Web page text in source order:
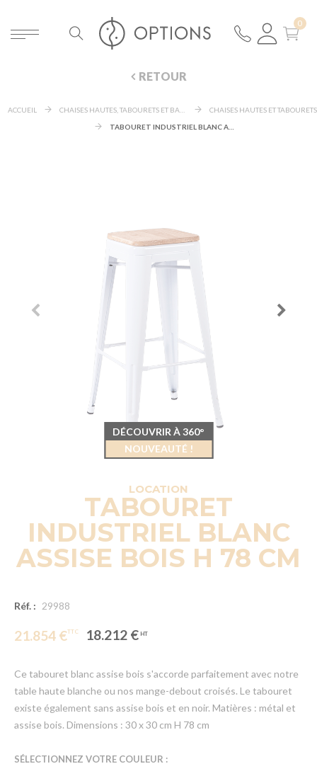
RETOUR
ACCUEIL
CHAISES HAUTES ET TABOURETS
LOCATION
TABOURET
INDUSTRIEL BLANC
ASSISE BOIS H 78 CM
Réf. : 29988
21.854 € 18.212 €
Ce tabouret blanc assise bois s'accorde parfaitement avec notre
table haute blanche ou nos mange-debout croisés. Le tabouret
existe également sans assise bois et en noir. Matières : métal et
assise bois. Dimensions : 30 x 30 cm H 78 cm
SÉLECTIONNEZ VOTRE COULEUR :
DÉCOUVRIR À 360°
NOUVEAUTÉ !